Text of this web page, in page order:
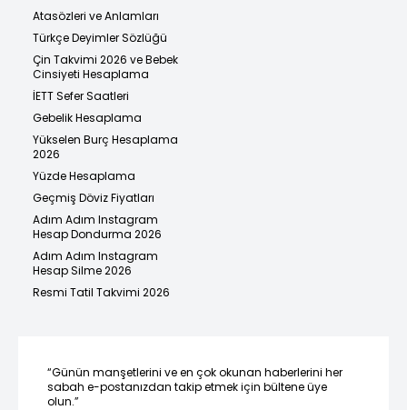
Atasözleri ve Anlamları
Türkçe Deyimler Sözlüğü
Çin Takvimi 2026 ve Bebek
Cinsiyeti Hesaplama
İETT Sefer Saatleri
Gebelik Hesaplama
Yükselen Burç Hesaplama
2026
Yüzde Hesaplama
Geçmiş Döviz Fiyatları
Adım Adım Instagram
Hesap Dondurma 2026
Adım Adım Instagram
Hesap Silme 2026
Resmi Tatil Takvimi 2026
“Günün manşetlerini ve en çok okunan haberlerini her
sabah e-postanızdan takip etmek için bültene üye
olun.”